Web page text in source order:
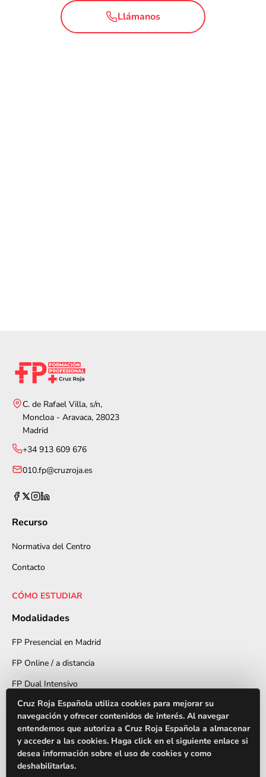
Llámanos
C. de Rafael Villa, s/n,
Moncloa - Aravaca, 28023
Madrid
+34 913 609 676
010.fp@cruzroja.es
Recurso
Normativa del Centro
Contacto
CÓMO ESTUDIAR
Modalidades
FP Presencial en Madrid
FP Online / a distancia
FP Dual Intensivo
Acceso
Jornada de Puertas Abiertas
Horarios y Turnos
Cruz Roja Española utiliza cookies para mejorar su
navegación y ofrecer contenidos de interés. Al navegar
entendemos que autoriza a Cruz Roja Española a almacenar
y acceder a las cookies. Haga click en el siguiente enlace si
desea información sobre el uso de cookies y como
deshabilitarlas.